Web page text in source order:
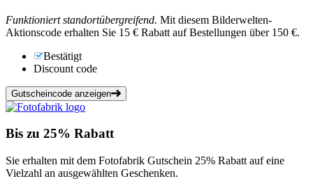
Funktioniert standortübergreifend. Mit diesem Bilderwelten-
Aktionscode erhalten Sie 15 € Rabatt auf Bestellungen über 150 €.
Bestätigt
Discount code
Gutscheincode anzeigen
Bis zu 25% Rabatt
Sie erhalten mit dem Fotofabrik Gutschein 25% Rabatt auf eine
Vielzahl an ausgewählten Geschenken.